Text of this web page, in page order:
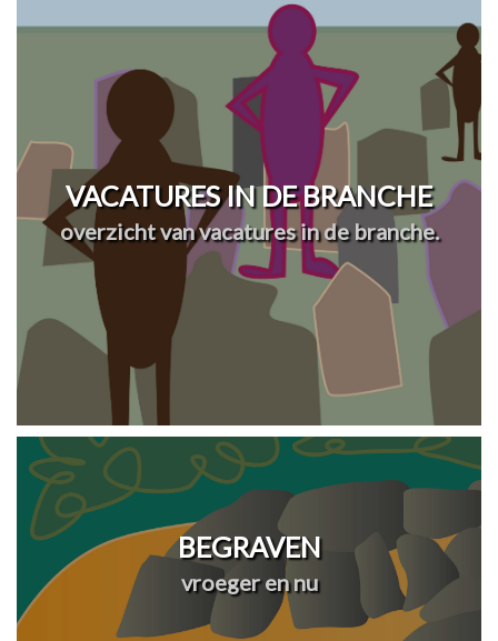
VACATURES IN DE BRANCHE
overzicht van vacatures in de branche.
BEGRAVEN
vroeger en nu